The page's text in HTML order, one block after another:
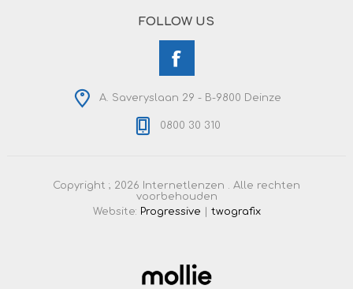
FOLLOW US
A. Saveryslaan 29 - B-9800 Deinze
0800 30 310
Copyright ; 2026 Internetlenzen . Alle rechten
voorbehouden
Website: Progressive twografix